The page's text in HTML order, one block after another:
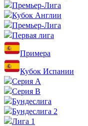
Премьер-Лига
Кубок Англии
Премьер-Лига
Первая лига
Примера
Кубок Испании
Серия А
Серия B
Бундеслига
Бундеслига 2
Лига 1